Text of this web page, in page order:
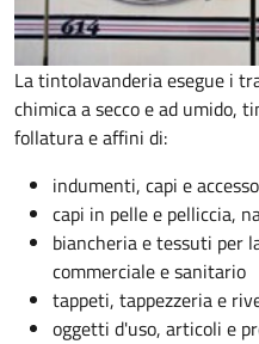
La tintolavanderia esegue i
chimica a secco e ad umido,
follatura e affini di:
indumenti, capi e
capi in pelle e pelliccia,
biancheria e tessuti per
commerciale e sanitario
tappeti, tappezzeria e
oggetti d'uso, articoli e